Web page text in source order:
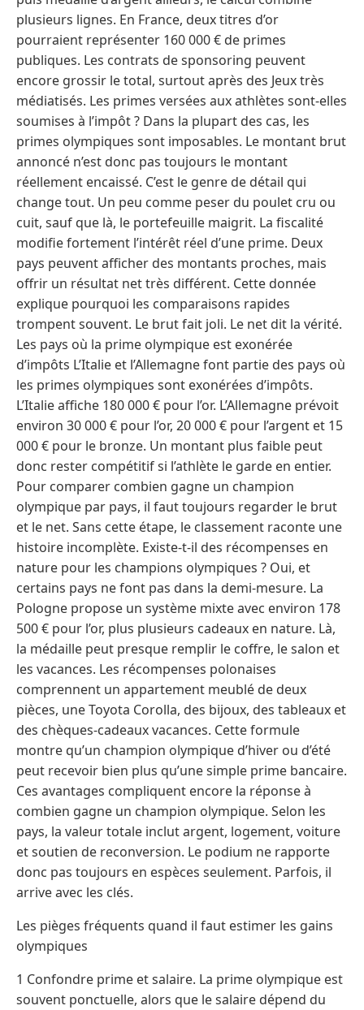
plusieurs lignes. En France, deux titres d’or
pourraient représenter 160 000 € de primes
publiques. Les contrats de sponsoring peuvent
encore grossir le total, surtout après des Jeux très
médiatisés. Les primes versées aux athlètes sont-elles
soumises à l’impôt ? Dans la plupart des cas, les
primes olympiques sont imposables. Le montant brut
annoncé n’est donc pas toujours le montant
réellement encaissé. C’est le genre de détail qui
change tout. Un peu comme peser du poulet cru ou
cuit, sauf que là, le portefeuille maigrit. La fiscalité
modifie fortement l’intérêt réel d’une prime. Deux
pays peuvent afficher des montants proches, mais
offrir un résultat net très différent. Cette donnée
explique pourquoi les comparaisons rapides
trompent souvent. Le brut fait joli. Le net dit la vérité.
Les pays où la prime olympique est exonérée
d’impôts L’Italie et l’Allemagne font partie des pays où
les primes olympiques sont exonérées d’impôts.
L’Italie affiche 180 000 € pour l’or. L’Allemagne prévoit
environ 30 000 € pour l’or, 20 000 € pour l’argent et 15
000 € pour le bronze. Un montant plus faible peut
donc rester compétitif si l’athlète le garde en entier.
Pour comparer combien gagne un champion
olympique par pays, il faut toujours regarder le brut
et le net. Sans cette étape, le classement raconte une
histoire incomplète. Existe-t-il des récompenses en
nature pour les champions olympiques ? Oui, et
certains pays ne font pas dans la demi-mesure. La
Pologne propose un système mixte avec environ 178
500 € pour l’or, plus plusieurs cadeaux en nature. Là,
la médaille peut presque remplir le coffre, le salon et
les vacances. Les récompenses polonaises
comprennent un appartement meublé de deux
pièces, une Toyota Corolla, des bijoux, des tableaux et
des chèques-cadeaux vacances. Cette formule
montre qu’un champion olympique d’hiver ou d’été
peut recevoir bien plus qu’une simple prime bancaire.
Ces avantages compliquent encore la réponse à
combien gagne un champion olympique. Selon les
pays, la valeur totale inclut argent, logement, voiture
et soutien de reconversion. Le podium ne rapporte
donc pas toujours en espèces seulement. Parfois, il
arrive avec les clés.
Les pièges fréquents quand il faut estimer les gains
olympiques
1 Confondre prime et salaire. La prime olympique est
souvent ponctuelle, alors que le salaire dépend du